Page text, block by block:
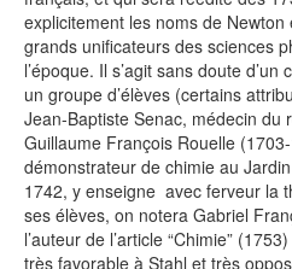
explicitement les noms de
grands unificateurs des sciences
l’époque. Il s’agit sans doute
un groupe d’élèves (certains
Jean-Baptiste Senac, médecin du
Guillaume François Rouelle
démonstrateur de chimie au
1742, y enseigne avec ferveur la
ses élèves, on notera Gabriel
l’auteur de l’article “Chimie”
très favorable à Stahl et très